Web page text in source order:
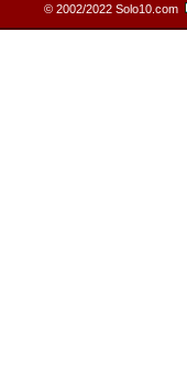
© 2002/2022 Solo10.com